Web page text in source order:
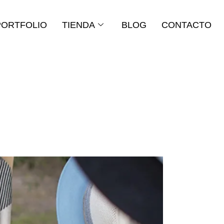
TIENDA BLOG CONTACTO